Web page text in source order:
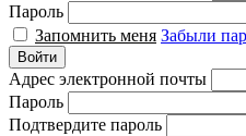
Пароль
Запомнить меня Забыли
Войти
Адрес электронной почты
Пароль
Подтвердите пароль